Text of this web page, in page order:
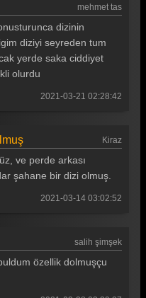
mehmet tas
dizinin
diziyi seyreden tum
yerde saka ciddiyet
olurdu
2021-03-21 02:28:42
Kiraz
ve perde arkası
şahane bir dizi olmuş.
2021-03-14 03:02:52
salih şimşek
özellik dolmuşçu